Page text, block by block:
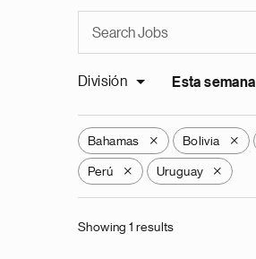
División Esta semana
Bahamas X Bolivia X
Perú X Uruguay X
Showing 1 results